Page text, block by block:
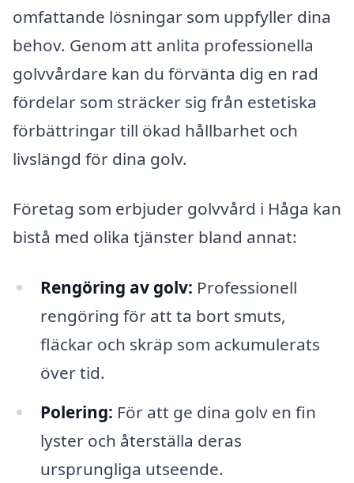
omfattande lösningar som uppfyller dina
behov. Genom att anlita professionella
golvvårdare kan du förvänta dig en rad
fördelar som sträcker sig från estetiska
förbättringar till ökad hållbarhet och
livslängd för dina golv.
Företag som erbjuder golvvård i Håga kan
bistå med olika tjänster bland annat:
Rengöring av golv: Professionell
rengöring för att ta bort smuts,
fläckar och skräp som ackumulerats
över tid.
Polering: För att ge dina golv en fin
lyster och återställa deras
ursprungliga utseende.